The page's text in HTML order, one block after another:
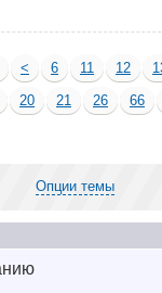
< 6 11 12
20 21 26
66
Опции темы